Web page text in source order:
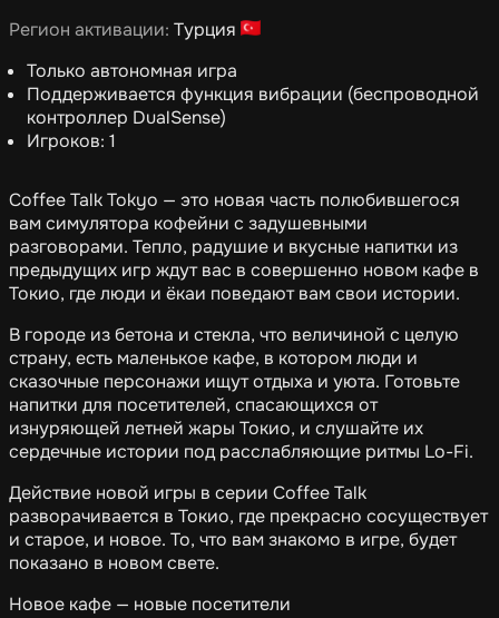
Регион активации: Турция
Только автономная игра
Поддерживается функция вибрации (беспроводной
контроллер DualSense)
Игроков: 1
Coffee Talk Tokyo — это новая часть полюбившегося
вам симулятора кофейни с задушевными
разговорами. Тепло, радушие и вкусные напитки из
предыдущих игр ждут вас в совершенно новом кафе в
Токио, где люди и ёкаи поведают вам свои истории.
В городе из бетона и стекла, что величиной с целую
страну, есть маленькое кафе, в котором люди и
сказочные персонажи ищут отдыха и уюта. Готовьте
напитки для посетителей, спасающихся от
изнуряющей летней жары Токио, и слушайте их
сердечные истории под расслабляющие ритмы Lo-Fi.
Действие новой игры в серии Coffee Talk
разворачивается в Токио, где прекрасно сосуществует
и старое, и новое. То, что вам знакомо в игре, будет
показано в новом свете.
Новое кафе — новые посетители